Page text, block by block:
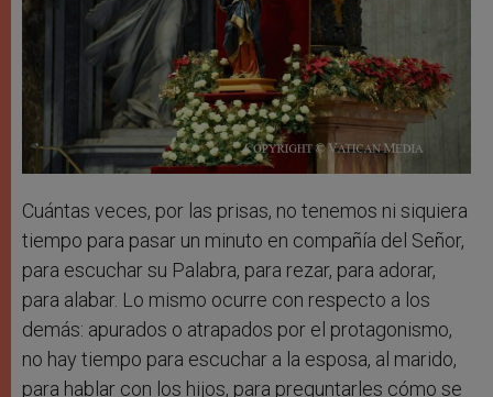
Cuántas veces, por las prisas, no tenemos ni siquiera
tiempo para pasar un minuto en compañía del Señor,
para escuchar su Palabra, para rezar, para adorar,
para alabar. Lo mismo ocurre con respecto a los
demás: apurados o atrapados por el protagonismo,
no hay tiempo para escuchar a la esposa, al marido,
para hablar con los hijos, para preguntarles cómo se